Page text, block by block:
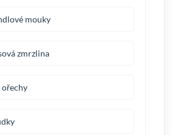
mouky
zmrzlina